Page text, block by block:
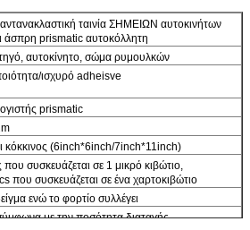
ταινία ΣΗΜΕΙΩΝ αυτοκινήτων
άσπρη prismatic αυτοκόλλητη
αυτοκίνητο, σώμα ρυμουλκών
ισχυρό adheisve
prismatic
κόκκινος (6inch*6inch/7inch*11inch)
συσκευάζεται σε 1 μικρό κιβώτιο,
που συσκευάζεται σε ένα χαρτοκιβώτιο
ενώ το φορτίο συλλέγει
με την ποσότητα διαταγής